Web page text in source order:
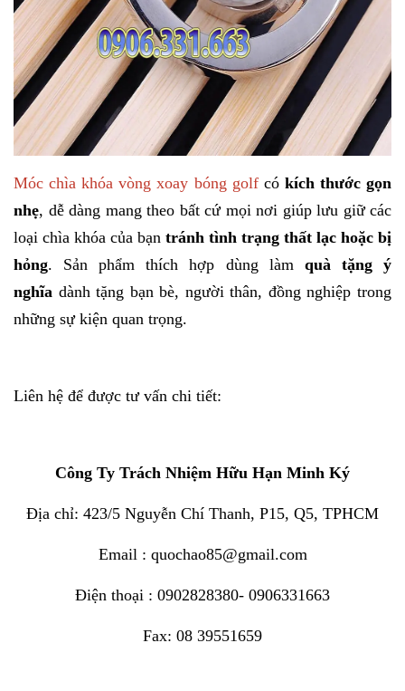
Móc chìa khóa vòng xoay bóng golfcó kích thước gọn
nhẹ, dễ dàng mang theo bất cứ mọi nơi giúp lưu giữ các
loại chìa khóa của bạn tránh tình trạng thất lạc hoặc bị
hỏng. Sản phẩm thích hợp dùng làm quà tặng ý
nghĩa dành tặng bạn bè, người thân, đồng nghiệp trong
những sự kiện quan trọng.
Liên hệ để được tư vấn chi tiết:
Công Ty Trách Nhiệm Hữu Hạn Minh Ký
Địa chỉ: 423/5 Nguyễn Chí Thanh, P15, Q5, TPHCM
Email : quochao85@gmail.com
Điện thoại : 0902828380- 0906331663
Fax: 08 39551659